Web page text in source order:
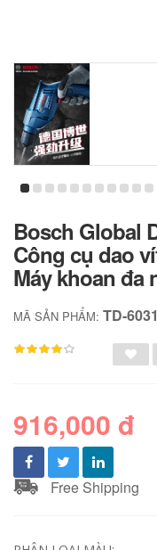
Bosch Global
Công cụ dao
Máy khoan đa
MÃ SẢN PHẨM: TD-
916,000 đ
Free Shipping